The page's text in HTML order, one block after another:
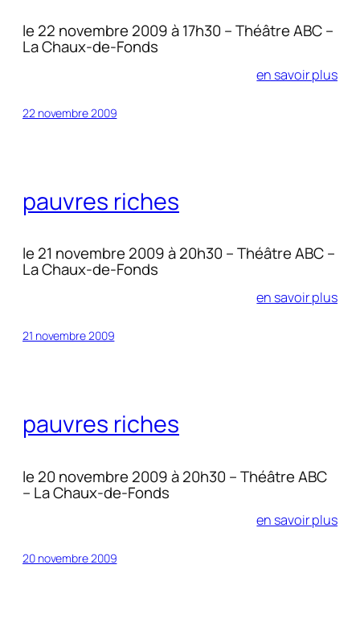
le 22 novembre 2009 à 17h30 – Théâtre ABC –
La Chaux-de-Fonds
en savoir plus
22 novembre 2009
pauvres riches
le 21 novembre 2009 à 20h30 – Théâtre ABC –
La Chaux-de-Fonds
en savoir plus
21 novembre 2009
pauvres riches
le 20 novembre 2009 à 20h30 – Théâtre ABC
– La Chaux-de-Fonds
en savoir plus
20 novembre 2009